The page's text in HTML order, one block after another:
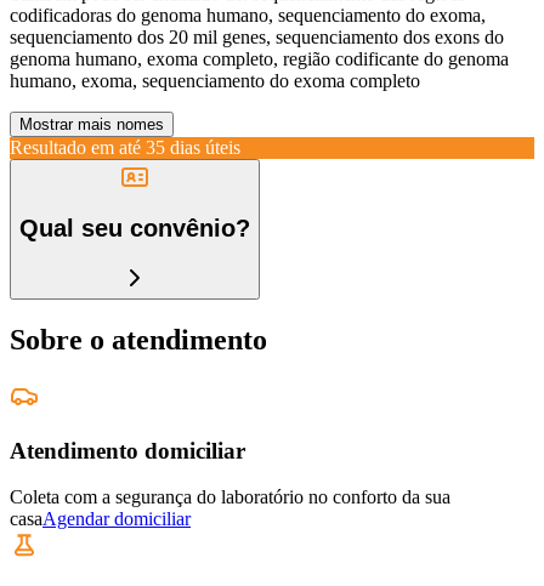
codificadoras do genoma humano, sequenciamento do exoma,
sequenciamento dos 20 mil genes, sequenciamento dos exons do
genoma humano, exoma completo, região codificante do genoma
humano, exoma, sequenciamento do exoma completo
Mostrar mais nomes
Resultado em até 35 dias úteis
Qual seu convênio?
Sobre o atendimento
Atendimento domiciliar
Coleta com a segurança do laboratório no conforto da sua
casaAgendar domiciliar